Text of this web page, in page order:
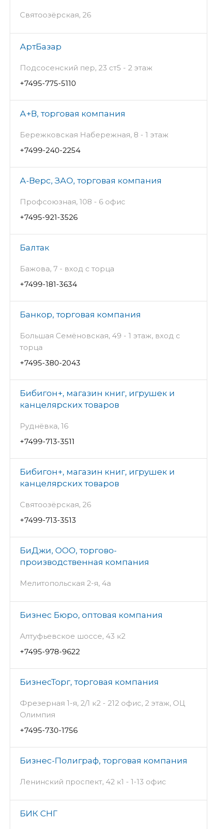
Святоозёрская, 26
АртБазар
Подсосенский пер, 23 ст5 - 2 этаж
+7495-775-5110
А+В, торговая компания
Бережковская Набережная, 8 - 1 этаж
+7499-240-2254
А-Верс, ЗАО, торговая компания
Профсоюзная, 108 - 6 офис
+7495-921-3526
Балтак
Бажова, 7 - вход с торца
+7499-181-3634
Банкор, торговая компания
Большая Семёновская, 49 - 1 этаж, вход с
торца
+7495-380-2043
Бибигон+, магазин книг, игрушек и
канцелярских товаров
Руднёвка, 16
+7499-713-3511
Бибигон+, магазин книг, игрушек и
канцелярских товаров
Святоозёрская, 26
+7499-713-3513
БиДжи, ООО, торгово-
производственная компания
Мелитопольская 2-я, 4а
Бизнес Бюро, оптовая компания
Алтуфьевское шоссе, 43 к2
+7495-978-9622
БизнесТорг, торговая компания
Фрезерная 1-я, 2/1 к2 - 212 офис, 2 этаж, ОЦ
Олимпия
+7495-730-1756
Бизнес-Полиграф, торговая компания
Ленинский проспект, 42 к1 - 1-13 офис
БИК СНГ